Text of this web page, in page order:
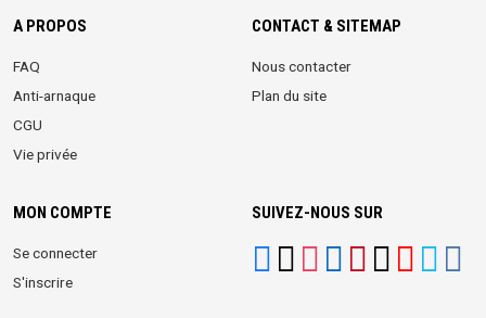
A PROPOS
FAQ
Anti-arnaque
CGU
Vie privée
CONTACT & SITEMAP
Nous contacter
Plan du site
MON COMPTE
Se connecter
S'inscrire
SUIVEZ-NOUS SUR